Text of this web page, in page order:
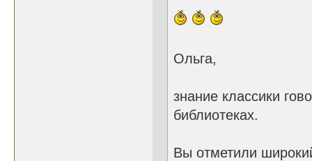
Ольга,
знание классики
библиотеках.
Вы отметили